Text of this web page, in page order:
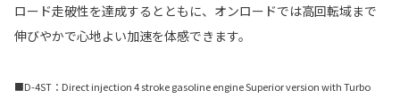
ロード走破性を達成するとともに、オンロードでは高回転域まで
伸びやかで心地よい加速を体感できます。
■D-4ST：Direct injection 4 stroke gasoline engine Superior version with Turbo